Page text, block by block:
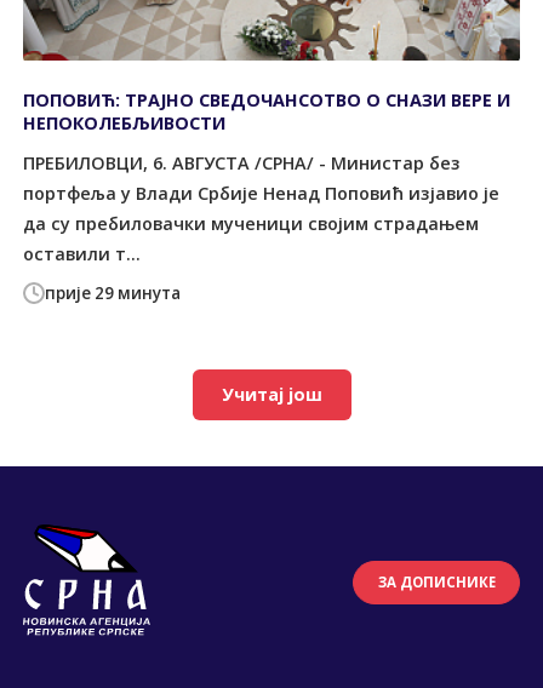
прије 29 минута
ПОПОВИЋ: ТРАЈНО СВЕДОЧАНСОТВО О СНАЗИ ВЕРЕ И
НЕПОКОЛЕБЉИВОСТИ
ПРЕБИЛОВЦИ, 6. АВГУСТА /СРНА/ - Министар без
портфеља у Влади Србије Ненад Поповић изјавио је
да су пребиловачки мученици својим страдањем
оставили т...
Учитај још
ЗА ДОПИСНИКЕ